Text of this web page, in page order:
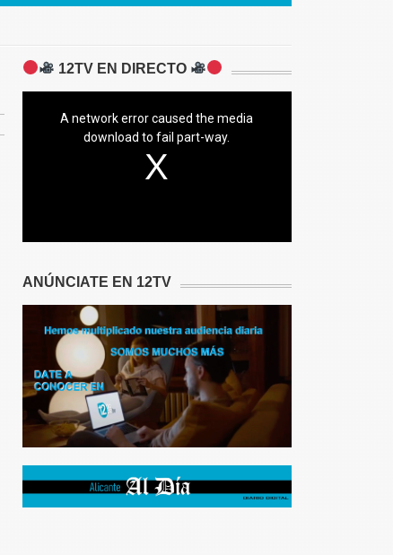
12TV EN DIRECTO
A network error caused the media
download to fail part-way.
ANÚNCIATE EN 12TV